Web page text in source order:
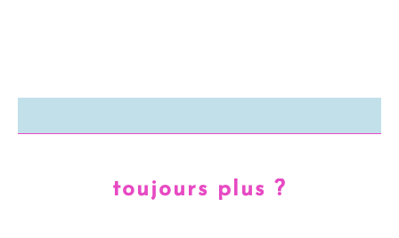
toujours plus ?